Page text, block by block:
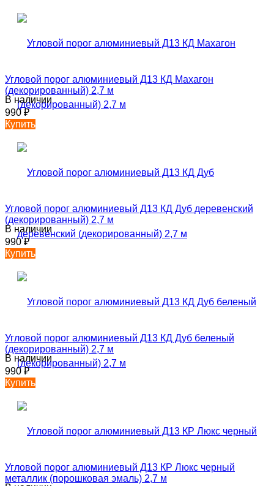
Угловой порог алюминиевый Д13 КД Махагон
(декорированный) 2,7 м
В наличии
990 ₽
Купить
Угловой порог алюминиевый Д13 КД Дуб деревенский
(декорированный) 2,7 м
В наличии
990₽
Купить
Угловой порог алюминиевый Д13 КД Дуб беленый
(декорированный) 2,7 м
В наличии
990 ₽
Купить
Угловой порог алюминиевый Д13 КР Люкс черный
металлик (порошковая эмаль) 2,7 м